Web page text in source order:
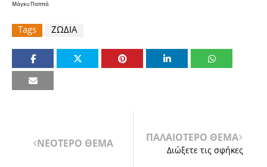
Μάγκυ Παππά
Tags ΖΩΔΙΑ
ΝΕΟΤΕΡΟ ΘΕΜΑ ΠΑΛΑΙΟΤΕΡΟ ΘΕΜΑ
Διώξετε τις σφήκες